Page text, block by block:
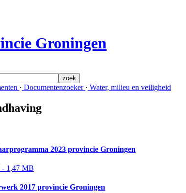
zoek
· Documentenzoeker · Water, milieu en veiligheid
2023 provincie Groningen
- 1,47 MB
2017 provincie Groningen